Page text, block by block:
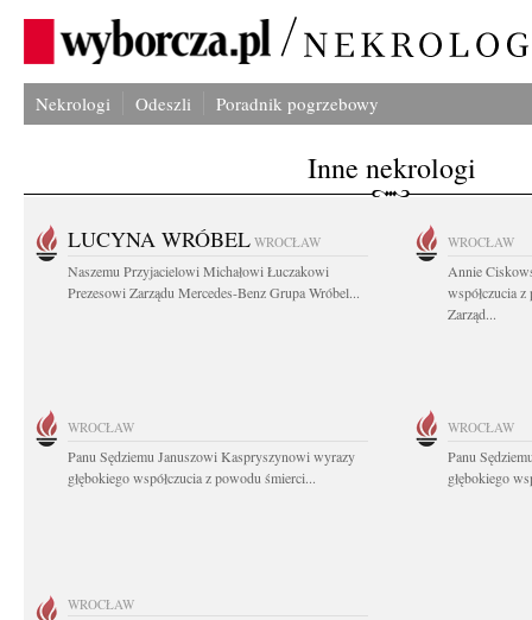
Nekrologi Odeszli Poradnik pogrzebowy
Inne nekrologi
LUCYNA WRÓBEL WROCŁAW
Naszemu Przyjacielowi Michałowi Łuczakowi
Prezesowi Zarządu Mercedes-Benz Grupa Wróbel...
WROCŁAW
Annie
współczucia
Zarząd...
WROCŁAW
Panu Sędziemu Januszowi Kaspryszynowi wyrazy
głębokiego współczucia z powodu śmierci...
WROCŁAW
Panu
głębokiego
WROCŁAW